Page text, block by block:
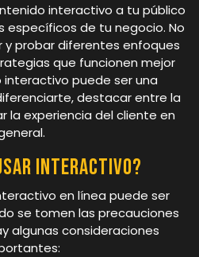
interactivo a tu público
específicos de tu negocio. No
y probar diferentes enfoques
que funcionen mejor
interactivo puede ser una
destacar entre la
la experiencia del cliente en
interactivo?
en línea puede ser
se tomen las precauciones
algunas consideraciones